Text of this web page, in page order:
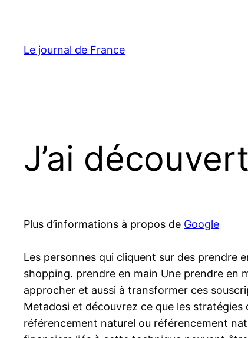
contenu
Le journal de France
J’ai
Plus d’informations à propos de Google
Les personnes qui cliquent sur des prendre
shopping. prendre en main Une prendre en
approcher et aussi à transformer ces
Metadosi et découvrez ce que les
référencement naturel ou référencement